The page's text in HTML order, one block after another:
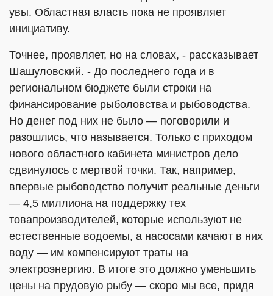
увы. Областная власть пока не проявляет
инициативу.
Точнее, проявляет, но на словах, - рассказывает
Шашуловский. - До последнего года и в
региональном бюджете были строки на
финансирование рыболовства и рыбоводства.
Но денег под них не было — поговорили и
разошлись, что называется. Только с приходом
нового областного кабинета министров дело
сдвинулось с мертвой точки. Так, например,
впервые рыбоводство получит реальные деньги
— 4,5 миллиона на поддержку тех
товапроизводителей, которые используют не
естественные водоемы, а насосами качают в них
воду — им компенсируют траты на
электроэнергию. В итоге это должно уменьшить
цены на прудовую рыбу — скоро мы все, придя